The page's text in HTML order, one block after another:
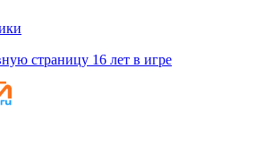
страницу 16 лет в игре